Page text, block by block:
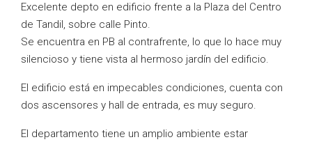
Excelente depto en edificio frente a la Plaza del Centro
de Tandil, sobre calle Pinto.
Se encuentra en PB al contrafrente, lo que lo hace muy
silencioso y tiene vista al hermoso jardín del edificio.
El edificio está en impecables condiciones, cuenta con
dos ascensores y hall de entrada, es muy seguro.
El departamento tiene un amplio ambiente estar